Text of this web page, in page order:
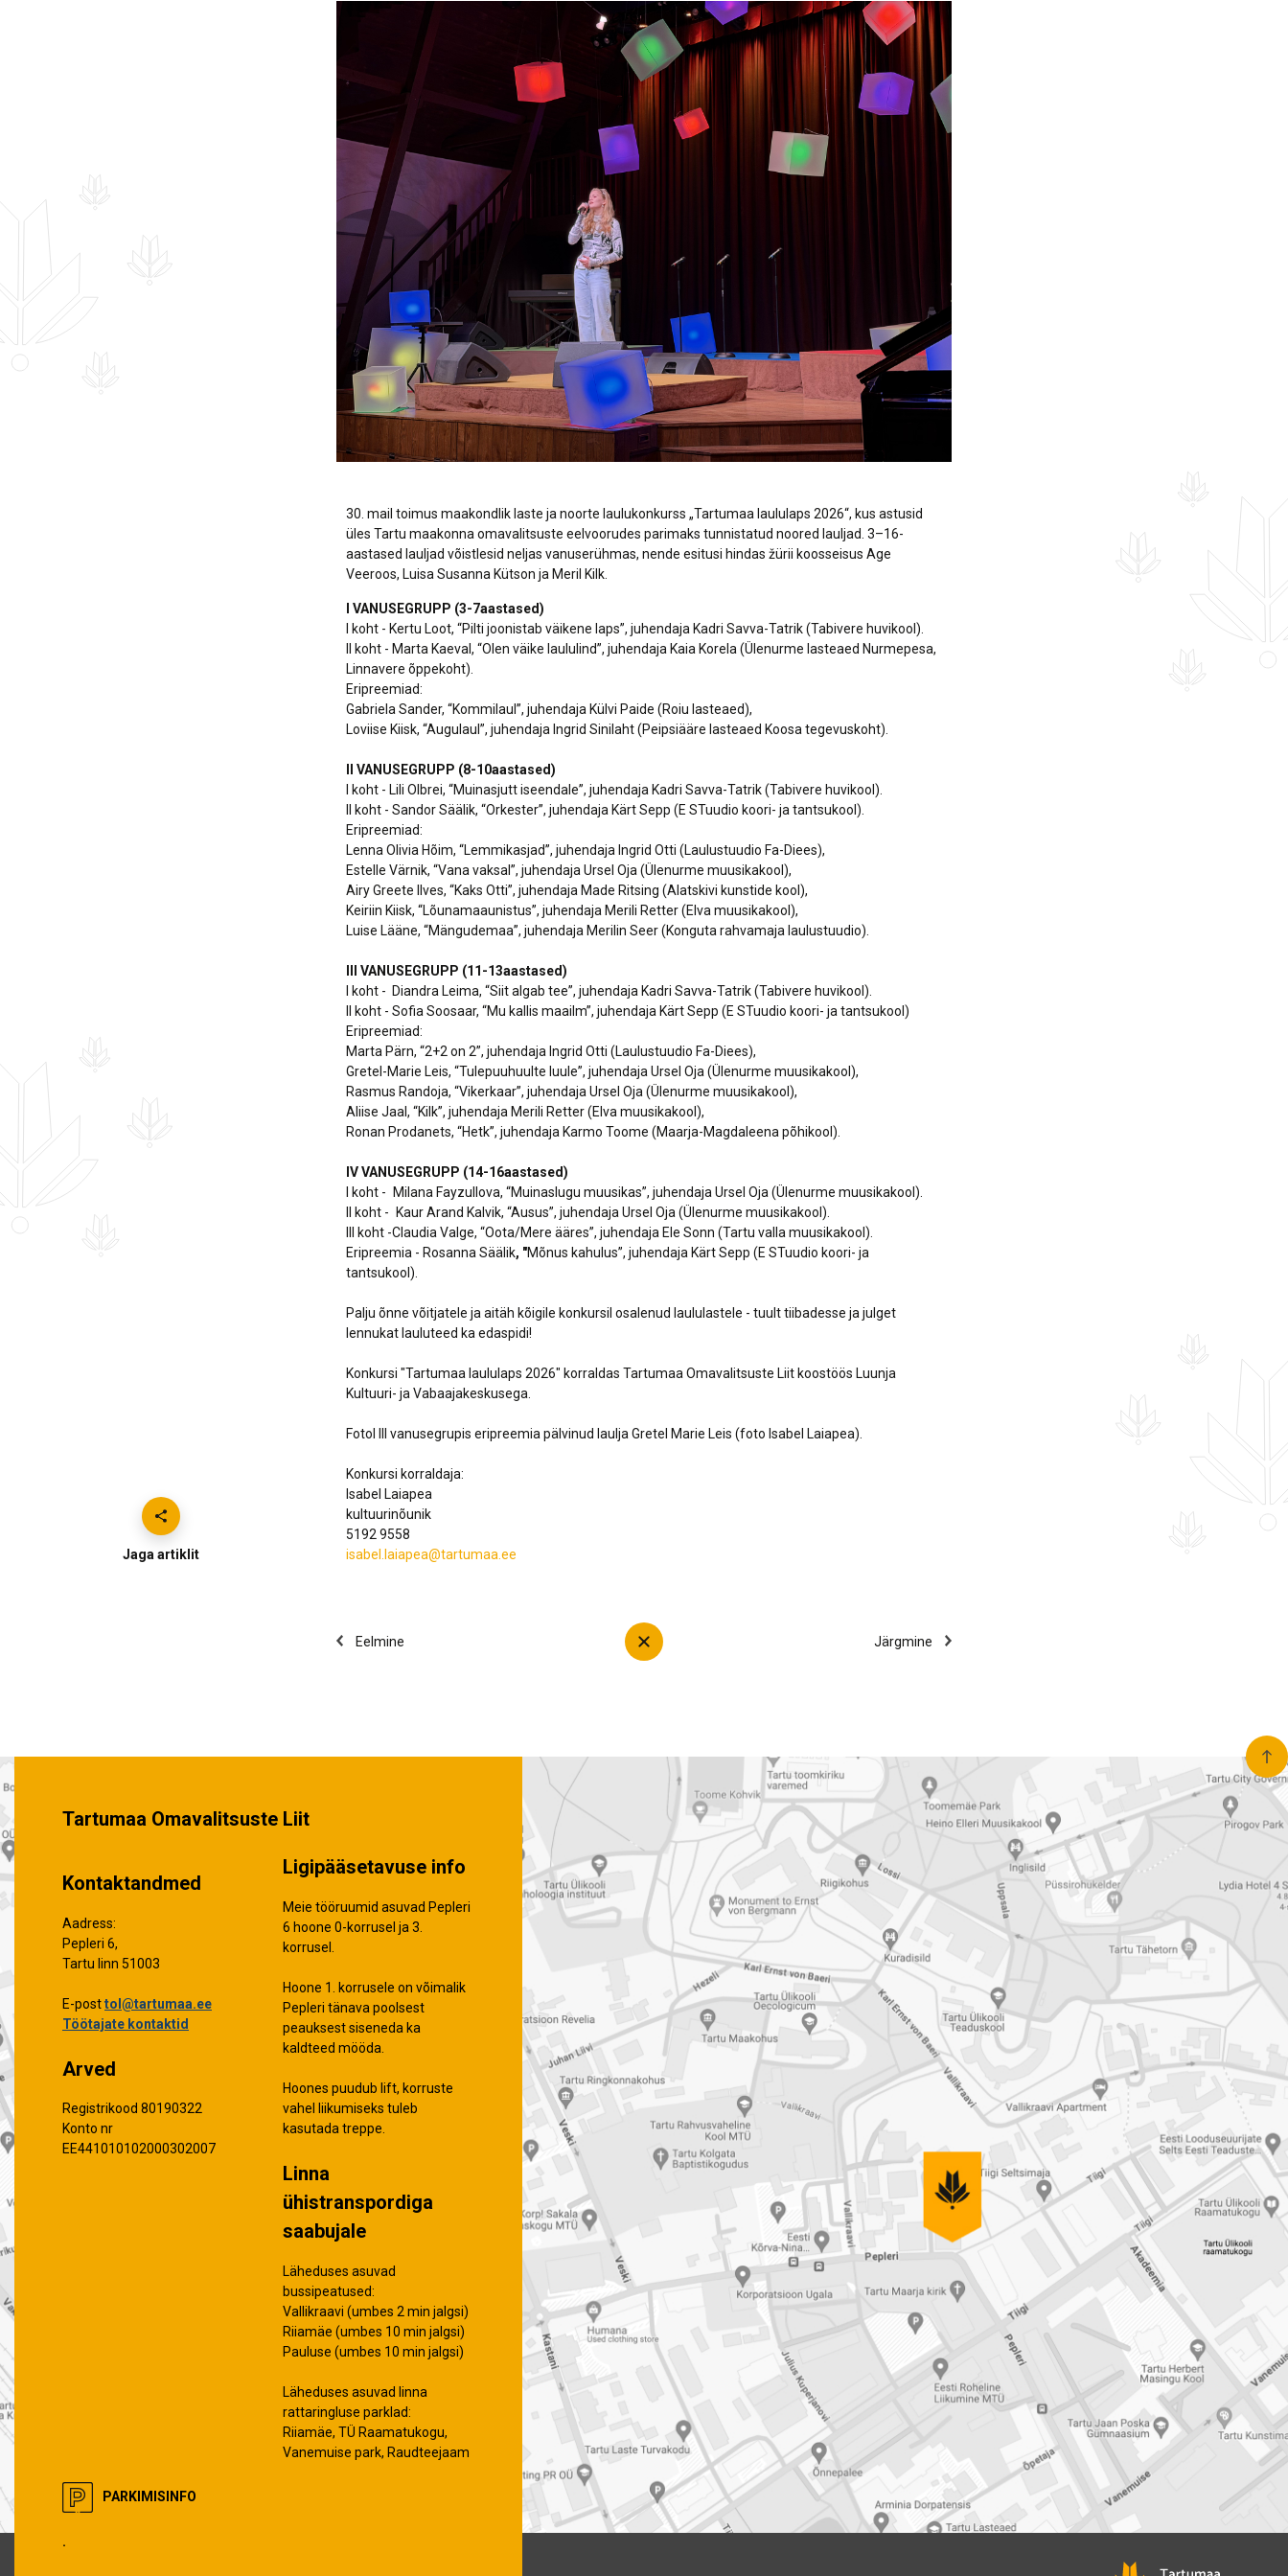
Sündmuste kalender
Lõppenud projektid
30 aastat Tartumaa
Omavalitsuste Liitu
ja heaoluprofiil 2021
Partnerid
Tartumaa loomerada
Toimunud
Arengusuunad
Jaga artiklit
30. mail toimus maakondlik laste ja noorte laulukonkurss „Tartumaa laululaps 2026“, kus astusid
üles Tartu maakonna omavalitsuste eelvoorudes parimaks tunnistatud noored lauljad. 3–16-
aastased lauljad võistlesid neljas vanuserühmas, nende esitusi hindas žürii koosseisus Age
Veeroos, Luisa Susanna Kütson ja Meril Kilk.
I VANUSEGRUPP (3-7aastased)
I koht - Kertu Loot, “Pilti joonistab väikene laps”, juhendaja Kadri Savva-Tatrik (Tabivere huvikool).
II koht - Marta Kaeval, “Olen väike laululind”, juhendaja Kaia Korela (Ülenurme lasteaed Nurmepesa,
Linnavere õppekoht).
Eripreemiad:
Gabriela Sander, “Kommilaul”, juhendaja Külvi Paide (Roiu lasteaed),
Loviise Kiisk, “Augulaul”, juhendaja Ingrid Sinilaht (Peipsiääre lasteaed Koosa tegevuskoht).
II VANUSEGRUPP (8-10aastased)
I koht - Lili Olbrei, “Muinasjutt iseendale”, juhendaja Kadri Savva-Tatrik (Tabivere huvikool).
II koht - Sandor Säälik, “Orkester”, juhendaja Kärt Sepp (E STuudio koori- ja tantsukool).
Eripreemiad:
Lenna Olivia Hõim, “Lemmikasjad”, juhendaja Ingrid Otti (Laulustuudio Fa-Diees),
Estelle Värnik, “Vana vaksal”, juhendaja Ursel Oja (Ülenurme muusikakool),
Airy Greete Ilves, “Kaks Otti”, juhendaja Made Ritsing (Alatskivi kunstide kool),
Keiriin Kiisk, “Lõunamaaunistus”, juhendaja Merili Retter (Elva muusikakool),
Luise Lääne, “Mängudemaa”, juhendaja Merilin Seer (Konguta rahvamaja laulustuudio).
III VANUSEGRUPP (11-13aastased)
I koht - Diandra Leima, “Siit algab tee”, juhendaja Kadri Savva-Tatrik (Tabivere huvikool).
II koht - Sofia Soosaar, “Mu kallis maailm”, juhendaja Kärt Sepp (E STuudio koori- ja tantsukool)
Eripreemiad:
Marta Pärn, “2+2 on 2”, juhendaja Ingrid Otti (Laulustuudio Fa-Diees),
Gretel-Marie Leis, “Tulepuuhuulte luule”, juhendaja Ursel Oja (Ülenurme muusikakool),
Rasmus Randoja, “Vikerkaar”, juhendaja Ursel Oja (Ülenurme muusikakool),
Aliise Jaal, “Kilk”, juhendaja Merili Retter (Elva muusikakool),
Ronan Prodanets, “Hetk”, juhendaja Karmo Toome (Maarja-Magdaleena põhikool).
IV VANUSEGRUPP (14-16aastased)
I koht - Milana Fayzullova, “Muinaslugu muusikas”, juhendaja Ursel Oja (Ülenurme muusikakool).
II koht - Kaur Arand Kalvik, “Ausus”, juhendaja Ursel Oja (Ülenurme muusikakool).
III koht -Claudia Valge, “Oota/Mere ääres”, juhendaja Ele Sonn (Tartu valla muusikakool).
Eripreemia - Rosanna Säälik, "Mõnus kahulus”, juhendaja Kärt Sepp (E STuudio koori- ja
tantsukool).
Palju õnne võitjatele ja aitäh kõigile konkursil osalenud laululastele - tuult tiibadesse ja julget
lennukat lauluteed ka edaspidi!
Konkursi "Tartumaa laululaps 2026" korraldas Tartumaa Omavalitsuste Liit koostöös Luunja
Kultuuri- ja Vabaajakeskusega.
Fotol III vanusegrupis eripreemia pälvinud laulja Gretel Marie Leis (foto Isabel Laiapea).
Konkursi korraldaja:
Isabel Laiapea
kultuurinõunik
5192 9558
isabel.laiapea@tartumaa.ee
Eelmine Järgmine
Tartumaa Omavalitsuste Liit
Kontaktandmed
Aadress:
Pepleri 6,
Tartu linn 51003
E-posttol@tartumaa.ee
Töötajate kontaktid
Arved
Registrikood 80190322
Konto nr
EE441010102000302007
Ligipääsetavuse info
Meie tööruumid asuvad Pepleri
6 hoone 0-korrusel ja 3.
korrusel.
Hoone 1. korrusele on võimalik
Pepleri tänava poolsest
peauksest siseneda ka
kaldteed mööda.
Hoones puudub lift, korruste
vahel liikumiseks tuleb
kasutada treppe.
Linna
ühistranspordiga
saabujale
Läheduses asuvad
bussipeatused:
Vallikraavi (umbes 2 min jalgsi)
Riiamäe (umbes 10 min jalgsi)
Pauluse (umbes 10 min jalgsi)
Läheduses asuvad linna
rattaringluse parklad:
Riiamäe, TÜ Raamatukogu,
Vanemuise park, Raudteejaam
PARKIMISINFO
.